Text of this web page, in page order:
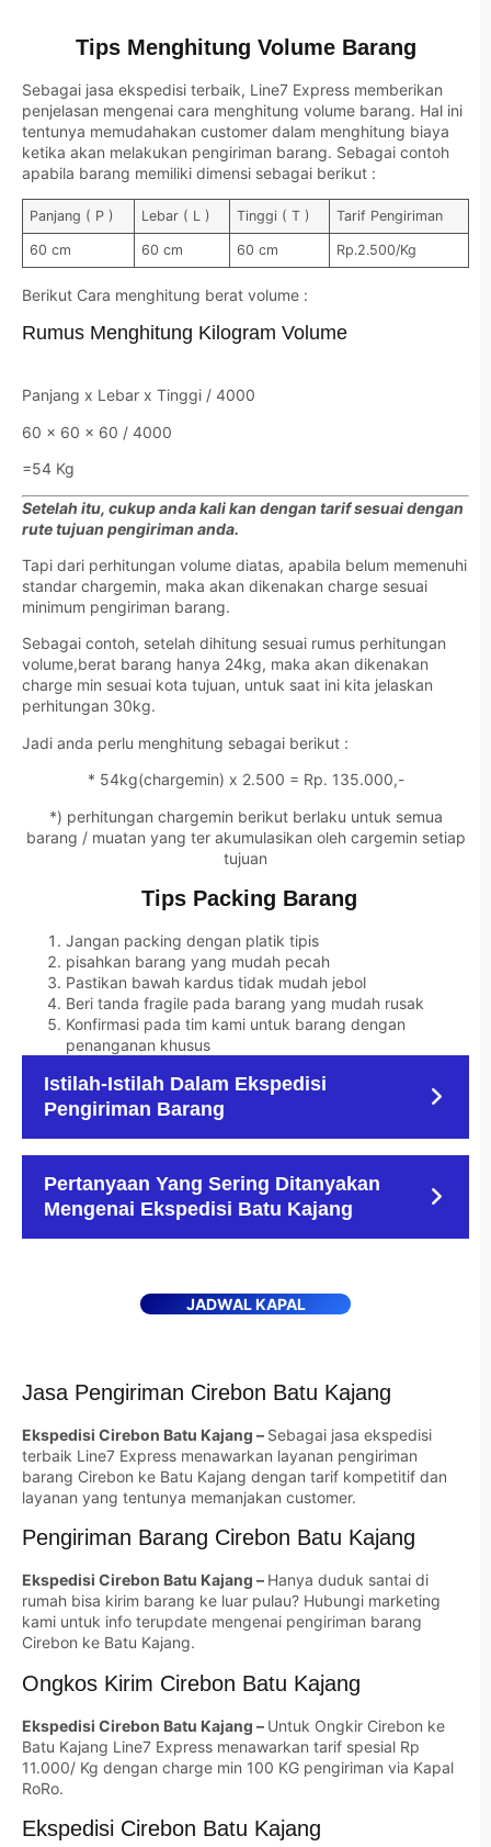
Tips Menghitung Volume Barang
Sebagai jasa ekspedisi terbaik, Line7 Express memberikan
penjelasan mengenai cara menghitung volume barang. Hal ini
tentunya memudahakan customer dalam menghitung biaya
ketika akan melakukan pengiriman barang. Sebagai contoh
apabila barang memiliki dimensi sebagai berikut :
Panjang ( P ) Lebar ( L ) Tinggi ( T ) Tarif Pengiriman
60 cm 60 cm 60 cm Rp.2.500/Kg
Berikut Cara menghitung berat volume :
Rumus Menghitung Kilogram Volume
Panjang x Lebar x Tinggi / 4000
60 x 60 x 60 / 4000
=54 Kg
Setelah itu, cukup anda kali kan dengan tarif sesuai dengan
rute tujuan pengiriman anda.
Tapi dari perhitungan volume diatas, apabila belum memenuhi
standar chargemin, maka akan dikenakan charge sesuai
minimum pengiriman barang.
Sebagai contoh, setelah dihitung sesuai rumus perhitungan
volume,berat barang hanya 24kg, maka akan dikenakan
charge min sesuai kota tujuan, untuk saat ini kita jelaskan
perhitungan 30kg.
Jadi anda perlu menghitung sebagai berikut :
* 54kg(chargemin) x 2.500 = Rp. 135.000,-
*) perhitungan chargemin berikut berlaku untuk semua
barang / muatan yang ter akumulasikan oleh cargemin setiap
tujuan
Tips Packing Barang
Jangan packing dengan platik tipis
pisahkan barang yang mudah pecah
Pastikan bawah kardus tidak mudah jebol
Beri tanda fragile pada barang yang mudah rusak
Konfirmasi pada tim kami untuk barang dengan
penanganan khusus
Istilah-Istilah Dalam Ekspedisi
Pengiriman Barang
Pertanyaan Yang Sering Ditanyakan
Mengenai Ekspedisi Batu Kajang
JADWAL KAPAL
Jasa Pengiriman Cirebon Batu Kajang
Ekspedisi Cirebon Batu Kajang – Sebagai jasa ekspedisi
terbaik Line7 Express menawarkan layanan pengiriman
barang Cirebon ke Batu Kajang dengan tarif kompetitif dan
layanan yang tentunya memanjakan customer.
Pengiriman Barang Cirebon Batu Kajang
Ekspedisi Cirebon Batu Kajang – Hanya duduk santai di
rumah bisa kirim barang ke luar pulau? Hubungi marketing
kami untuk info terupdate mengenai pengiriman barang
Cirebon ke Batu Kajang.
Ongkos Kirim Cirebon Batu Kajang
Ekspedisi Cirebon Batu Kajang – Untuk Ongkir Cirebon ke
Batu Kajang Line7 Express menawarkan tarif spesial Rp
11.000/ Kg dengan charge min 100 KG pengiriman via Kapal
RoRo.
Ekspedisi Cirebon Batu Kajang